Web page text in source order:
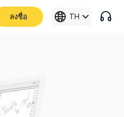
ลงชื่อ TH